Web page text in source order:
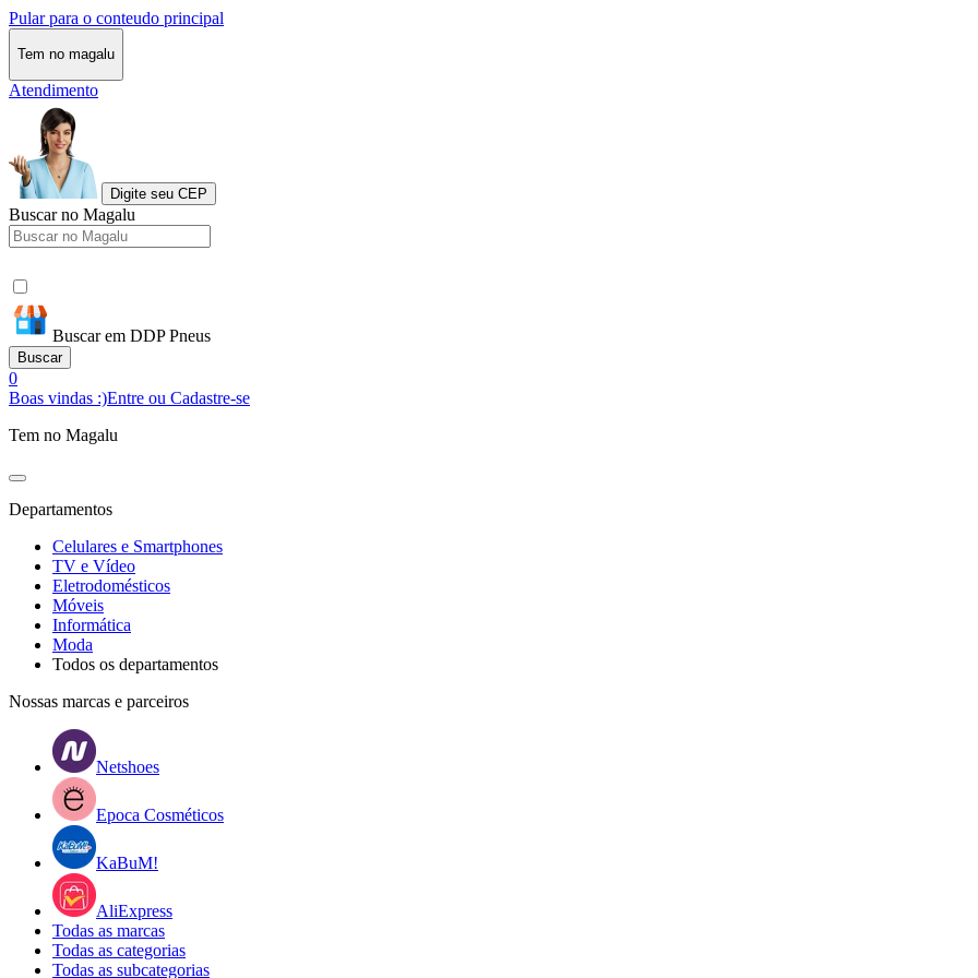
Pular para o conteudo principal
Tem no magalu
Atendimento
Digite seu CEP
Buscar no Magalu
Buscar em DDP Pneus
Buscar
0
Boas vindas :)Entre ou Cadastre-se
Tem no Magalu
Departamentos
Celulares e Smartphones
TV e Vídeo
Eletrodomésticos
Móveis
Informática
Moda
Todos os departamentos
Nossas marcas e parceiros
Netshoes
Epoca Cosméticos
KaBuM!
AliExpress
Todas as marcas
Todas as categorias
Todas as subcategorias